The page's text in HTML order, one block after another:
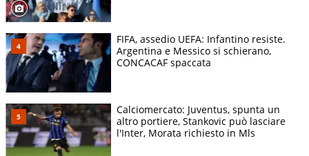
FIFA, assedio UEFA: Infantino resiste.
Argentina e Messico si schierano,
CONCACAF spaccata
Calciomercato: Juventus, spunta un
altro portiere, Stankovic può lasciare
l'Inter, Morata richiesto in Mls